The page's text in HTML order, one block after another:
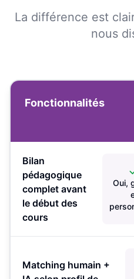
La différence est
nous
Fonctionnalités
Bilan
pédagogique
complet avant
le début des
cours
Oui,
Matching humain +